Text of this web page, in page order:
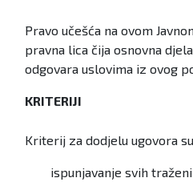
Pravo učešća na ovom
pravna lica čija osnovna
odgovara uslovima iz ovog
KRITERIJI
Kriterij za dodjelu ugovora
ispunjavanje svih